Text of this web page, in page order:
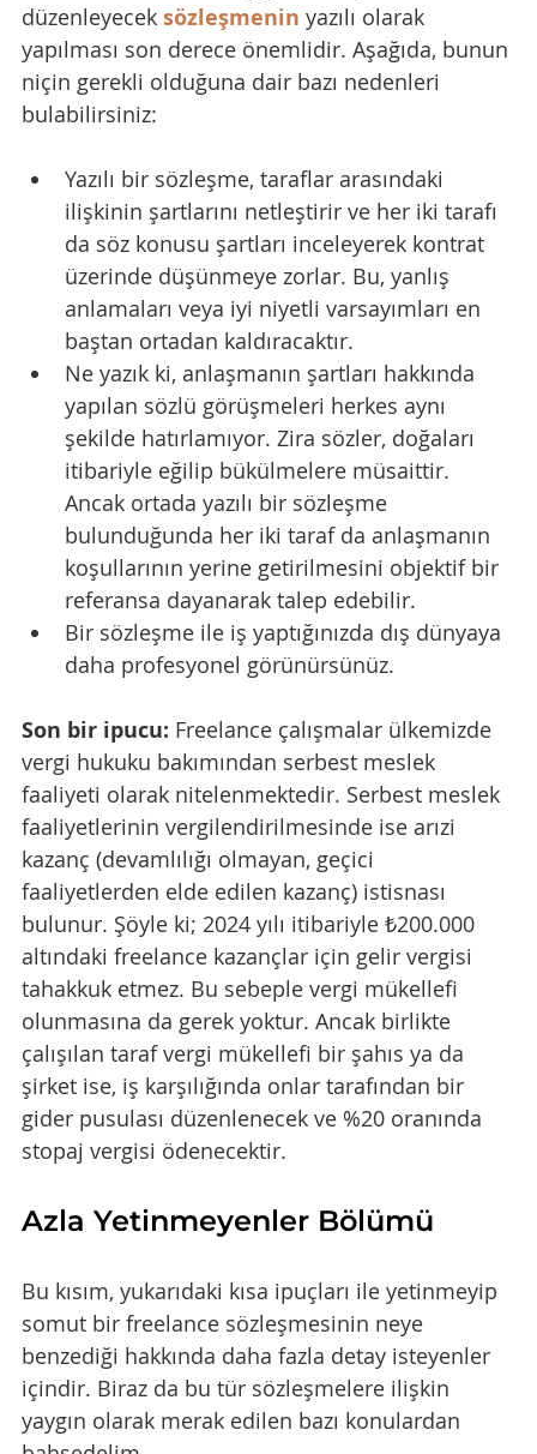
düzenleyecek sözleşmenin yazılı olarak
yapılması son derece önemlidir. Aşağıda, bunun
niçin gerekli olduğuna dair bazı nedenleri
bulabilirsiniz:
Yazılı bir sözleşme, taraflar arasındaki
ilişkinin şartlarını netleştirir ve her iki tarafı
da söz konusu şartları inceleyerek kontrat
üzerinde düşünmeye zorlar. Bu, yanlış
anlamaları veya iyi niyetli varsayımları en
baştan ortadan kaldıracaktır.
Ne yazık ki, anlaşmanın şartları hakkında
yapılan sözlü görüşmeleri herkes aynı
şekilde hatırlamıyor. Zira sözler, doğaları
itibariyle eğilip bükülmelere müsaittir.
Ancak ortada yazılı bir sözleşme
bulunduğunda her iki taraf da anlaşmanın
koşullarının yerine getirilmesini objektif bir
referansa dayanarak talep edebilir.
Bir sözleşme ile iş yaptığınızda dış dünyaya
daha profesyonel görünürsünüz.
Son bir ipucu: Freelance çalışmalar ülkemizde
vergi hukuku bakımından serbest meslek
faaliyeti olarak nitelenmektedir. Serbest meslek
faaliyetlerinin vergilendirilmesinde ise arızi
kazanç (devamlılığı olmayan, geçici
faaliyetlerden elde edilen kazanç) istisnası
bulunur. Şöyle ki; 2024 yılı itibariyle ₺200.000
altındaki freelance kazançlar için gelir vergisi
tahakkuk etmez. Bu sebeple vergi mükellefi
olunmasına da gerek yoktur. Ancak birlikte
çalışılan taraf vergi mükellefi bir şahıs ya da
şirket ise, iş karşılığında onlar tarafından bir
gider pusulası düzenlenecek ve %20 oranında
stopaj vergisi ödenecektir.
Azla Yetinmeyenler Bölümü
Bu kısım, yukarıdaki kısa ipuçları ile yetinmeyip
somut bir freelance sözleşmesinin neye
benzediği hakkında daha fazla detay isteyenler
içindir. Biraz da bu tür sözleşmelere ilişkin
yaygın olarak merak edilen bazı konulardan